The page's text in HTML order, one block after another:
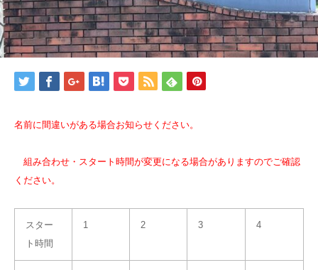
名前に間違いがある場合お知らせください。
組み合わせ・スタート時間が変更になる場合がありますのでご確認
ください。
スター
ト時間
1 2 3 4